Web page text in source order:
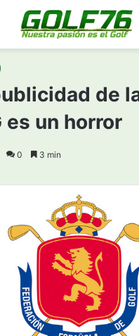
de
es un horror
0 3 min